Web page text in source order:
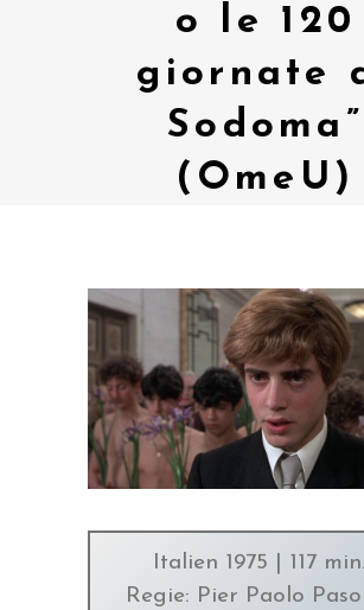
o le 120
giornate
Sodoma”
(OmeU)
Italien 1975 | 117 min.
Regie: Pier Paolo